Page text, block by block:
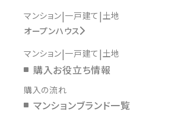
マンション 一戸建て 土地
オープンハウス
マンション 一戸建て 土地
購入お役立ち情報
購入の流れ
マンションブランド一覧